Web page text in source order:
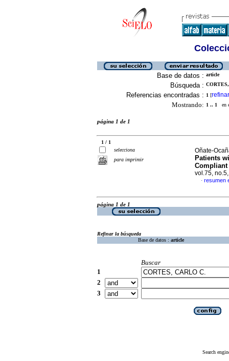
Base de datos : article
Búsqueda :
Referencias encontradas : 1 [refinar
Mostrando: 1 .. 1 en
página 1 de 1
1 / 1
selecciona
para imprimir
Oñate-
Patients
Compliant
vol.75,
· resumen
página 1 de 1
Refinar la búsqueda
Base de datos : article
Buscar
1
2
3
Search